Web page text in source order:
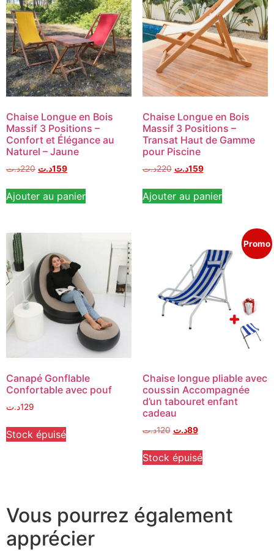
Chaise Longue en Bois
Massif 3 Positions –
Confort et Élégance au
Naturel – Jaune
220د.ت 159د.ت
Ajouter au panier
Chaise Longue en Bois
Massif 3 Positions –
Transat Haut de Gamme
pour Piscine
220د.ت 159د.ت
Ajouter au panier
Canapé Gonflable
Confortable avec pouf
129د.ت
Stock épuisé
Promo
Chaise longue pliable avec
coussin Accompagnée
d’un tabouret enfant
cadeau
120د.ت 89د.ت
Stock épuisé
Vous pourrez également
apprécier